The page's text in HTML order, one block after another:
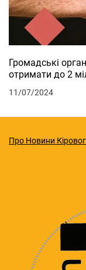
Громадські
отримати до 2
11/07/2024
Про Новини